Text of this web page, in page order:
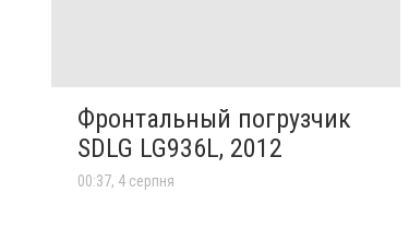
Фронтальный погрузчик
SDLG LG936L, 2012
00:37, 4 серпня